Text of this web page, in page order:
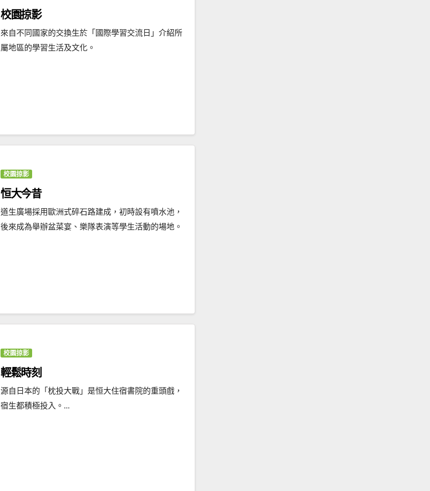
校園掠影
來自不同國家的交換生於「國際學習交流日」介紹所
屬地區的學習生活及文化。
校園掠影
恒大今昔
道生廣場採用歐洲式碎石路建成，初時設有噴水池，
後來成為舉辦盆菜宴、樂隊表演等學生活動的場地。
校園掠影
輕鬆時刻
源自日本的「枕投大戰」是恒大住宿書院的重頭戲，
宿生都積極投入。...